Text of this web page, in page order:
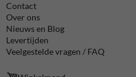
Contact
Over ons
Nieuws en Blog
Levertijden
Veelgestelde vragen / FAQ